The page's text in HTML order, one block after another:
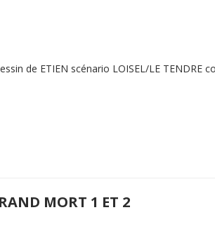
de ETIEN scénario LOISEL/LE TENDRE
MORT 1 ET 2